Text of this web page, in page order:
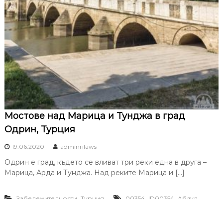
Мостове над Марица и Тунджа в град
Одрин, Турция
19.06.2020 adminrilaws
Одрин е град, където се вливат три реки една в друга –
Марица, Арда и Тунджа. Над реките Марица и […]